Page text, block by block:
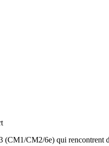
(CM1/CM2/6e) qui rencontrent